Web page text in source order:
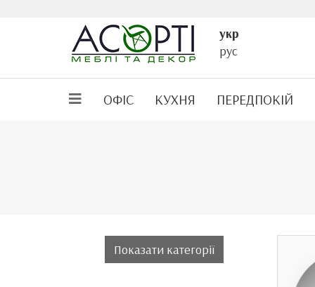
укр
рус
ОФІС КУХНЯ ПЕРЕДПОКІЙ
Показати категорії